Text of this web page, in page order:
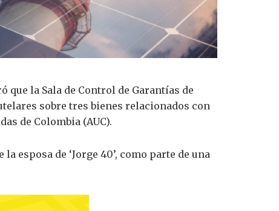
la Sala de Control de Garantías de
sobre tres bienes relacionados con
de Colombia (AUC).
esposa de ‘Jorge 40’, como parte de una